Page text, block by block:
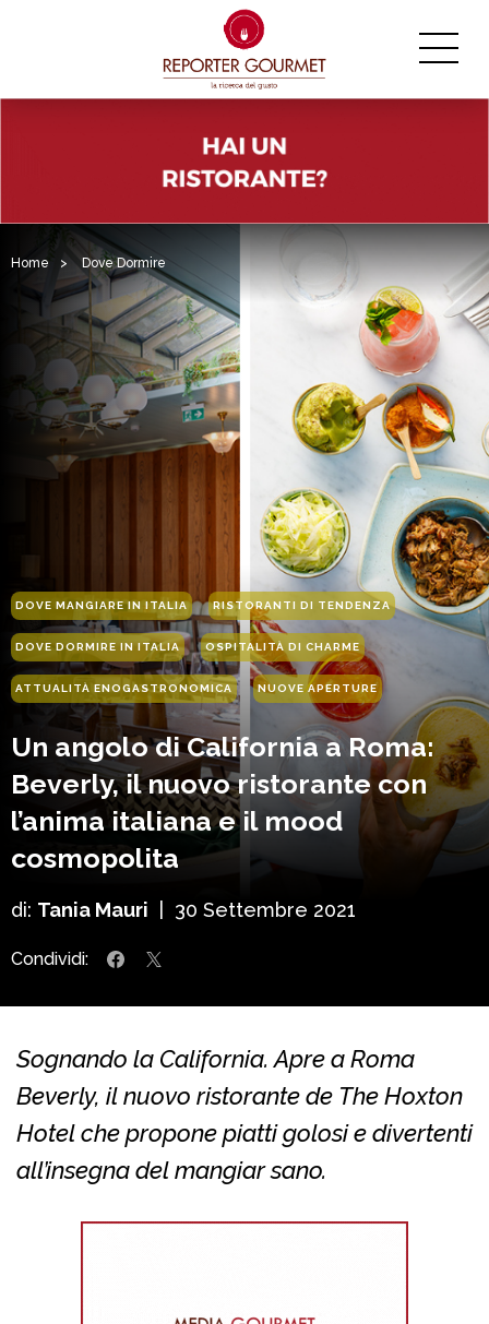
Home > Dove Dormire
DOVE MANGIARE IN ITALIA RISTORANTI DI TENDENZA
DOVE DORMIRE IN ITALIA OSPITALITÀ DI CHARME
ATTUALITÀ ENOGASTRONOMICA NUOVE APERTURE
Un angolo di California a Roma:
Beverly, il nuovo ristorante con
l’anima italiana e il mood
cosmopolita
di: Tania Mauri 30 Settembre 2021
Condividi:
Sognando la California. Apre a Roma
Beverly, il nuovo ristorante de The Hoxton
Hotel che propone piatti golosi e divertenti
all’insegna del mangiar sano.